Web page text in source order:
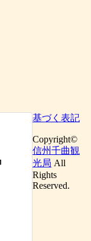
』
基づく表記
Copyright©
信州千曲観
光局 All
Rights
Reserved.